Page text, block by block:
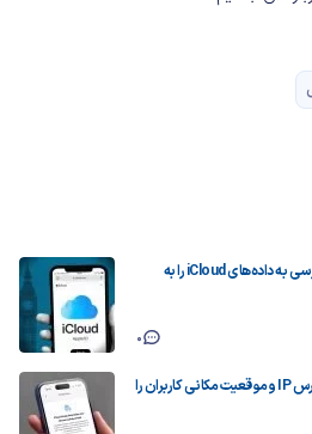
اپل دوباره درخواست بریتانیا برای دسترسی به داده‌های iCloud را به
0
سرویس iCloud Private Relay اپل آدرس IP و موقعیت مکانی کاربران را